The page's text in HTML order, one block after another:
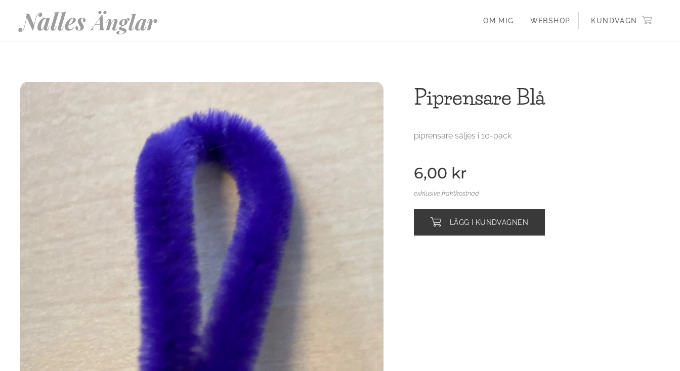
Nalles Änglar OM MIG WEBSHOP KUNDVAGN
Piprensare Blå
piprensare säljes i 10-pack
6,00 kr
exklusive fraktkostnad
LÄGG I KUNDVAGNEN